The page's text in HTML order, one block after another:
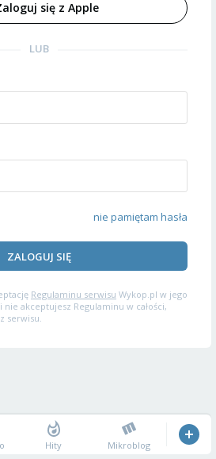
się z Apple
LUB
nie pamiętam hasła
ZALOGUJ SIĘ
Regulaminu serwisu Wykop.pl w jego
akceptujesz Regulaminu w całości,
serwisu.
Hity Mikroblog